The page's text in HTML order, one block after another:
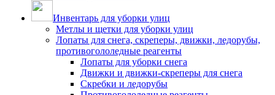
Инвентарь для уборки улиц
Метлы и щетки для уборки улиц
Лопаты для снега, скреперы, движки, ледорубы,
противогололедные реагенты
Лопаты для уборки снега
Движки и движки-скреперы для снега
Скребки и ледорубы